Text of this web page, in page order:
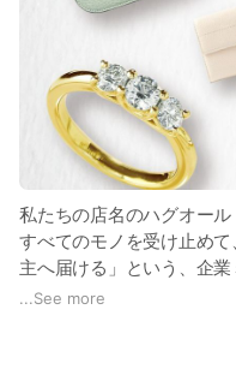
私たちの店名のハグオー
すべてのモノを受け止め
主へ届ける」という、企業
...See more